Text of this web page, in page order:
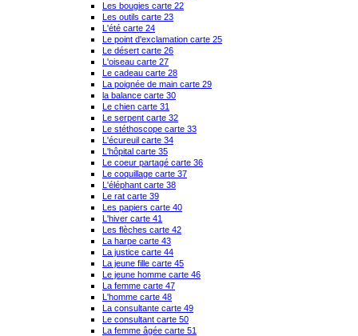
Les bougies carte 22
Les outils carte 23
L'été carte 24
Le point d'exclamation carte 25
Le désert carte 26
L'oiseau carte 27
Le cadeau carte 28
La poignée de main carte 29
la balance carte 30
Le chien carte 31
Le serpent carte 32
Le stéthoscope carte 33
L'écureuil carte 34
L'hôpital carte 35
Le coeur partagé carte 36
Le coquillage carte 37
L'éléphant carte 38
Le rat carte 39
Les papiers carte 40
L'hiver carte 41
Les flèches carte 42
La harpe carte 43
La justice carte 44
La jeune fille carte 45
Le jeune homme carte 46
La femme carte 47
L'homme carte 48
La consultante carte 49
Le consultant carte 50
La femme âgée carte 51